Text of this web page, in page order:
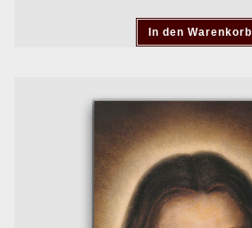
In den Warenkorb